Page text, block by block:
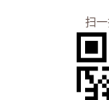
扫